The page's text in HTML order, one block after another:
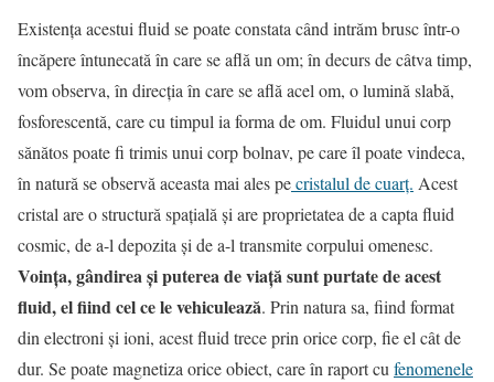
Existenţa acestui fluid se poate constata când intrăm brusc într-o
încăpere întunecată în care se află un om; în decurs de câtva timp,
vom observa, în direcţia în care se află acel om, o lumină slabă,
fosforescentă, care cu timpul ia forma de om. Fluidul unui corp
sănătos poate fi trimis unui corp bolnav, pe care îl poate vindeca,
în natură se observă aceasta mai ales pecristalul de cuarţ. Acest
cristal are o structură spaţială şi are proprietatea de a capta fluid
cosmic, de a-l depozita şi de a-l transmite corpului omenesc.
Voinţa, gândirea şi puterea de viaţă sunt purtate de acest
fluid, el fiind cel ce le vehiculează. Prin natura sa, fiind format
din electroni şi ioni, acest fluid trece prin orice corp, fie el cât de
dur. Se poate magnetiza orice obiect, care în raport cu fenomenele